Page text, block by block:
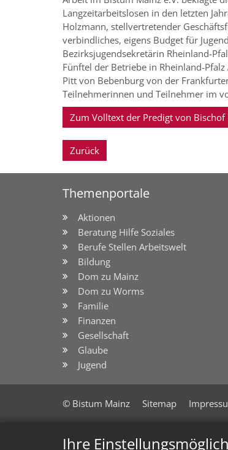
Ihre
Langzeitarbeitslosen in den letzten
Holzmann, stellvertretender
verbindliches, eigens Budget für
Bezirksjugendsekretärin Rheinland-
Fünftel der Betriebe in Rheinland-
Pitt von Bebenburg von der
Teilnehmerinnen und Teilnehmer im
Zum Volltext der Predigt von Bischof
Zurück
Themenportale
Aktionen
Beratung Hilfe Soziales
Berufe Stellen Arbeitswelt
Bildung
Dom zu Mainz
Dom zu Worms
Familie
Finanzen
Gesellschaft
Glaube
Jugend
© Bistum Mainz Sitemap